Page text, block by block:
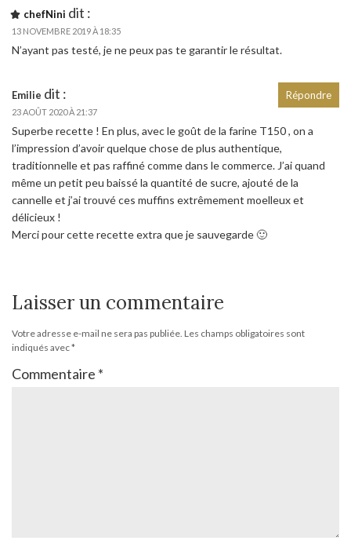
chefNini dit :
13 NOVEMBRE 2019 À 18:35
N’ayant pas testé, je ne peux pas te garantir le résultat.
Emilie dit :
23 AOÛT 2020 À 21:37
Superbe recette ! En plus, avec le goût de la farine T150 , on a
l’impression d’avoir quelque chose de plus authentique,
traditionnelle et pas raffiné comme dans le commerce. J’ai quand
même un petit peu baissé la quantité de sucre, ajouté de la
cannelle et j’ai trouvé ces muffins extrêmement moelleux et
délicieux !
Merci pour cette recette extra que je sauvegarde 🙂
Répondre
Laisser un commentaire
Votre adresse e-mail ne sera pas publiée. Les champs obligatoires sont
indiqués avec*
Commentaire *